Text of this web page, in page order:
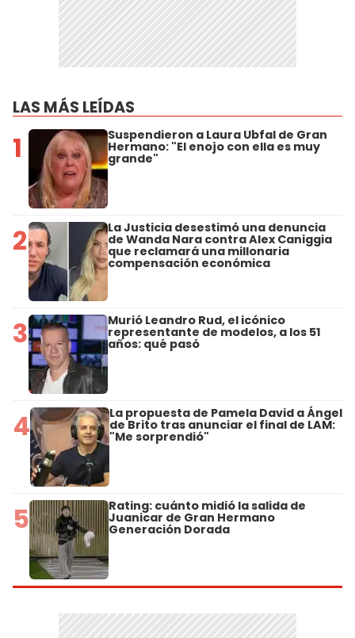
LAS MÁS LEÍDAS
1 Suspendieron a Laura Ubfal de Gran
Hermano: "El enojo con ella es muy
grande"
2 La Justicia desestimó una denuncia
de Wanda Nara contra Alex Caniggia
que reclamará una millonaria
compensación económica
3 Murió Leandro Rud, el icónico
representante de modelos, a los 51
años: qué pasó
4 La propuesta de Pamela David a Ángel
de Brito tras anunciar el final de LAM:
"Me sorprendió"
5 Rating: cuánto midió la salida de
Juanicar de Gran Hermano
Generación Dorada